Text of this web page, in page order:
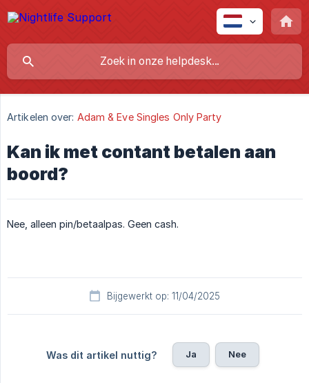
Artikelen over: Adam & Eve Singles Only Party
Kan ik met contant betalen aan
boord?
Nee, alleen pin/betaalpas. Geen cash.
Bijgewerkt op: 11/04/2025
Was dit artikel nuttig? Ja Nee